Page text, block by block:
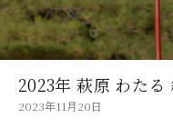
2023年 萩原 わたる
2023年11月20日